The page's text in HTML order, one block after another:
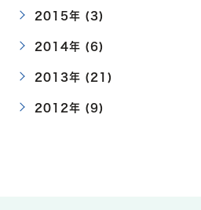
2015年 (3)
2014年 (6)
2013年 (21)
2012年 (9)